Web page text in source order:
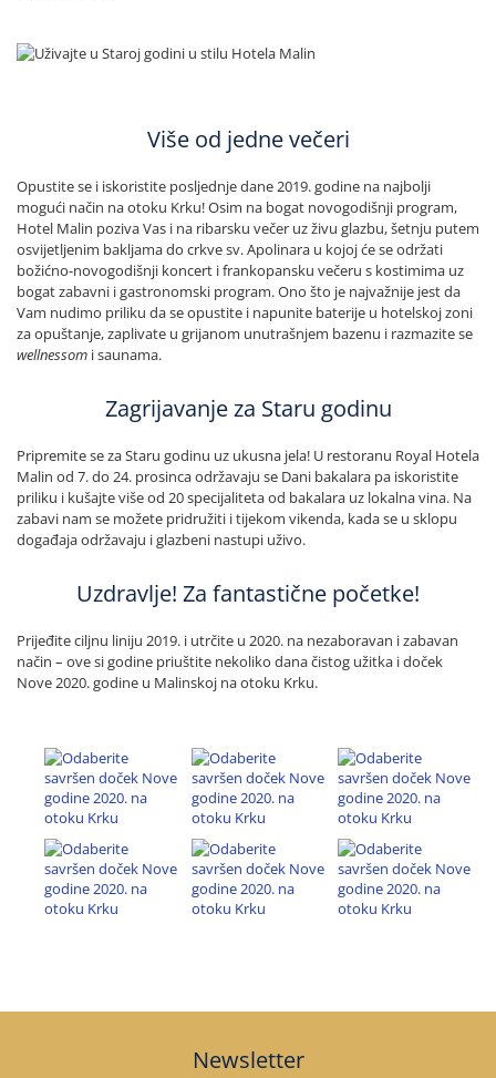
Više od jedne večeri
Opustite se i iskoristite posljednje dane 2019. godine na najbolji
mogući način na otoku Krku! Osim na bogat novogodišnji program,
Hotel Malin poziva Vas i na ribarsku večer uz živu glazbu, šetnju putem
osvijetljenim bakljama do crkve sv. Apolinara u kojoj će se održati
božićno-novogodišnji koncert i frankopansku večeru s kostimima uz
bogat zabavni i gastronomski program. Ono što je najvažnije jest da
Vam nudimo priliku da se opustite i napunite baterije u hotelskoj zoni
za opuštanje, zaplivate u grijanom unutrašnjem bazenu i razmazite se
wellnessom i saunama.
Zagrijavanje za Staru godinu
Pripremite se za Staru godinu uz ukusna jela! U restoranu Royal Hotela
Malin od 7. do 24. prosinca održavaju se Dani bakalara pa iskoristite
priliku i kušajte više od 20 specijaliteta od bakalara uz lokalna vina. Na
zabavi nam se možete pridružiti i tijekom vikenda, kada se u sklopu
događaja održavaju i glazbeni nastupi uživo.
Uzdravlje! Za fantastične početke!
Prijeđite ciljnu liniju 2019. i utrčite u 2020. na nezaboravan i zabavan
način – ove si godine priuštite nekoliko dana čistog užitka i doček
Nove 2020. godine u Malinskoj na otoku Krku.
Newsletter